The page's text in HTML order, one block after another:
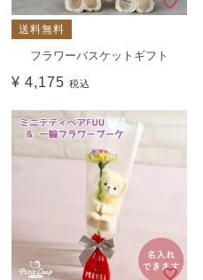
送料無料
フラワーバスケットギフト
¥ 4,175 税込